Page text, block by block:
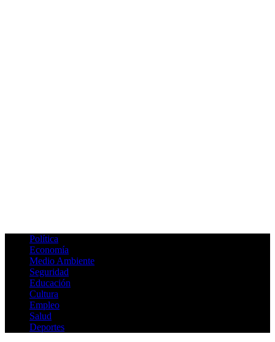
Política
Economía
Medio Ambiente
Seguridad
Educación
Cultura
Empleo
Salud
Deportes